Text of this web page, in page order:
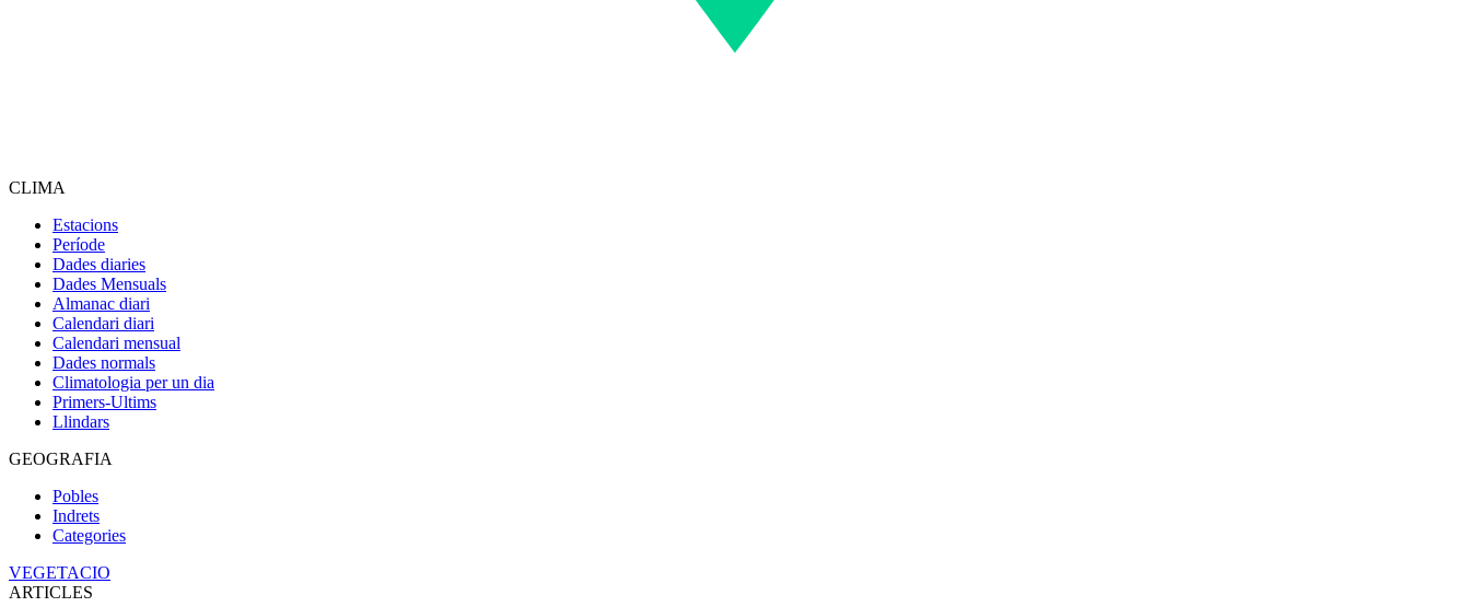
CLIMA
Estacions
Període
Dades diaries
Dades Mensuals
Almanac diari
Calendari diari
Calendari mensual
Dades normals
Climatologia per un dia
Primers-Ultims
Llindars
GEOGRAFIA
Pobles
Indrets
Categories
VEGETACIO
ARTICLES